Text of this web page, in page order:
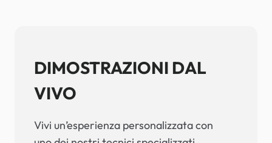
DIMOSTRAZIONI DAL
VIVO
Vivi un’esperienza personalizzata con